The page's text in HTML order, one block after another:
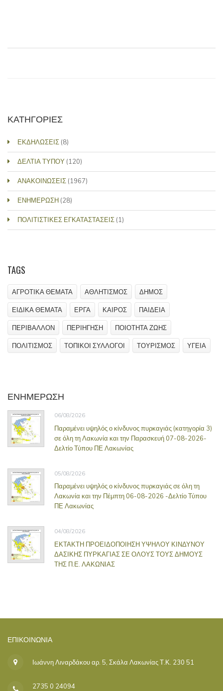
ΚΑΤΗΓΟΡΙΕΣ
ΕΚΔΗΛΩΣΕΙΣ (8)
ΔΕΛΤΙΑ ΤΥΠΟΥ (120)
ΑΝΑΚΟΙΝΩΣΕΙΣ (1967)
ΕΝΗΜΕΡΩΣΗ (28)
ΠΟΛΙΤΙΣΤΙΚΕΣ ΕΓΚΑΤΑΣΤΑΣΕΙΣ (1)
TAGS
ΑΓΡΟΤΙΚΑ ΘΕΜΑΤΑ ΑΘΛΗΤΙΣΜΟΣ ΔΗΜΟΣ
ΕΙΔΙΚΑ ΘΕΜΑΤΑ ΕΡΓΑ ΚΑΙΡΟΣ ΠΑΙΔΕΙΑ
ΠΕΡΙΒΑΛΛΟΝ ΠΕΡΙΗΓΗΣΗ ΠΟΙΟΤΗΤΑ ΖΩΗΣ
ΠΟΛΙΤΙΣΜΟΣ ΤΟΠΙΚΟΙ ΣΥΛΛΟΓΟΙ ΤΟΥΡΙΣΜΟΣ ΥΓΕΙΑ
ΕΝΗΜΕΡΩΣΗ
06/08/2026
Παραμένει υψηλός ο κίνδυνος πυρκαγιάς (κατηγορία 3)
σε όλη τη Λακωνία και την Παρασκευή 07-08-2026-
Δελτίο Τύπου ΠΕ Λακωνίας
05/08/2026
Παραμένει υψηλός ο κίνδυνος πυρκαγιάς σε όλη τη
Λακωνία και την Πέμπτη 06-08-2026 -Δελτίο Τύπου
ΠΕ Λακωνίας
04/08/2026
ΕΚΤΑΚΤΗ ΠΡΟΕΙΔΟΠΟΙΗΣΗ ΥΨΗΛΟΥ ΚΙΝΔΥΝΟΥ
ΔΑΣΙΚΗΣ ΠΥΡΚΑΓΙΑΣ ΣΕ ΟΛΟΥΣ ΤΟΥΣ ΔΗΜΟΥΣ
ΤΗΣ Π.Ε. ΛΑΚΩΝΙΑΣ
ΕΠΙΚΟΙΝΩΝΊΑ
Ιωάννη Λιναρδάκου αρ. 5, Σκάλα Λακωνίας Τ.Κ. 230 51
2735 0 24094